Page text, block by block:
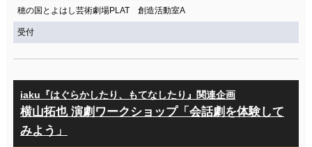
穂の国とよはし芸術劇場PLAT 創造活動室A
受付
iaku『はぐらかしたり、もてなしたり』関連企画
横山拓也 演劇ワークショップ「会話劇を体験して
みよう」